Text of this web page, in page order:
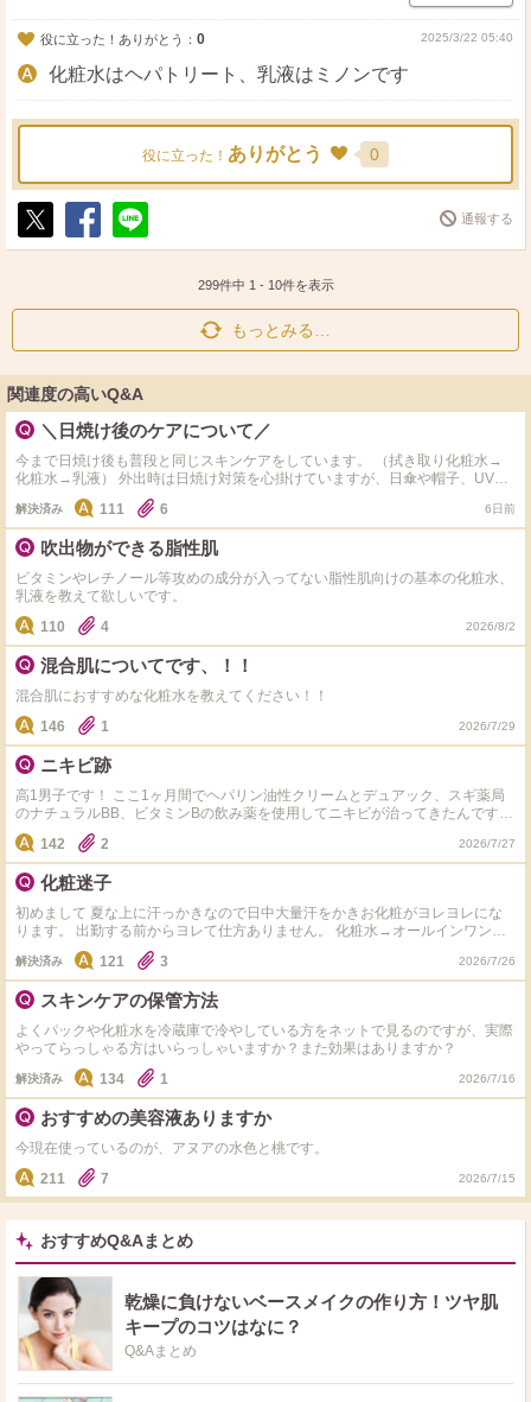
役に立った！ありがとう： 0 2025/3/22 05:40
化粧水はヘパトリート、乳液はミノンです
役に立った！ ありがとう 0
ポ
シ
送
通報する
299件中 1 - 10件を表示
もっとみる…
関連度の高いQ&A
＼日焼け後のケアについて／
今まで日焼け後も普段と同じスキンケアをしています。 （拭き取り化粧水→
化粧水→乳液） 外出時は日焼け対策を心掛けていますが、日傘や帽子、UVカ
ットカーディガンでの対策が出来ない場面があり、その時は焼けてしまいま
す…。 皆様の日焼け後のケアで愛用されているスキンケア（パックや美容液
等）を教えていただけませんでしょうか？ よろしくお願いします！ #32歳女
性 #乾燥肌～普通肌
解決済み 111 6 6日前
吹出物ができる脂性肌
ビタミンやレチノール等攻めの成分が入ってない脂性肌向けの基本の化粧水、
乳液を教えて欲しいです。
110
4 2026/8/2
混合肌についてです、！！
混合肌におすすめな化粧水を教えてください！！
146
1 2026/7/29
ニキビ跡
高1男子です！ ここ1ヶ月間でヘパリン油性クリームとデュアック、スギ薬局
のナチュラルBB、ビタミンBの飲み薬を使用してニキビが治ってきたんですけ
ど、ニキビ跡があります。治す方法をおしえてほしいです！ですが、学生なの
でできるだけ安めでおねがいします。敏感肌です。※まだニキビがあるとかは
あります。
142 2 2026/7/27
化粧迷子
初めまして 夏な上に汗っかきなので日中大量汗をかきお化粧がヨレヨレにな
ります。 出勤する前からヨレて仕方ありません。 化粧水→オールインワンジ
ェル→日焼け止め→化粧下地→フェイスパウダーで仕上げています。それぞれ
の間は時間を5分程置いたり、ティッシュオフしたりしてますがヨレが酷くて
困っています。 化粧下地を変えてみたり、フェイスパウダーを変えてみたり
色々したのですが、改善が見られません。 化粧下地やフェイスパウダーに日
焼け止め効果があるものを使っている場合、日焼け止めをぬいても良いのでし
ょうか？ また、オールインワンジェルがヨレの原因だったりすることはある
でしょうか？クリームとかの方がヨレにくいとかありますか？ 手持ちのアイ
テムで色々と試したのですが上手く行かずほとほと困っています。迷子状態で
す。どなたかアドバイスいただけますか？よろしくお願いします。
解決済み 121 3 2026/7/26
スキンケアの保管方法
よくパックや化粧水を冷蔵庫で冷やしている方をネットで見るのですが、実際
やってらっしゃる方はいらっしゃいますか？また効果はありますか？
解決済み 134 1 2026/7/16
おすすめの美容液ありますか
今現在使っているのが、アヌアの水色と桃です。
211
7 2026/7/15
おすすめQ&Aまとめ
乾燥に負けないベースメイクの作り方！ツヤ肌
キープのコツはなに？
Q&Aまとめ